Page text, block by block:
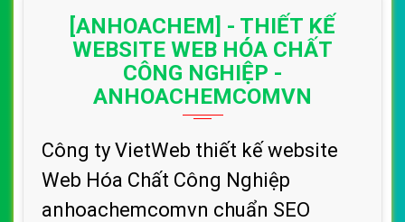
[ANHOACHEM] - THIẾT KẾ
WEBSITE WEB HÓA CHẤT
CÔNG NGHIỆP -
ANHOACHEMCOMVN
Công ty VietWeb thiết kế website
Web Hóa Chất Công Nghiệp
anhoachemcomvn chuẩn SEO